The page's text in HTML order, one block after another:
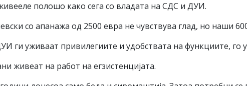
полошо како сега со владата на СДС и ДУИ.
со апанажа од 2500 евра не чувствува глад, но наши
ги уживаат привилегиите и удобствата на функциите, го
живеат на работ на егзистенцијата.